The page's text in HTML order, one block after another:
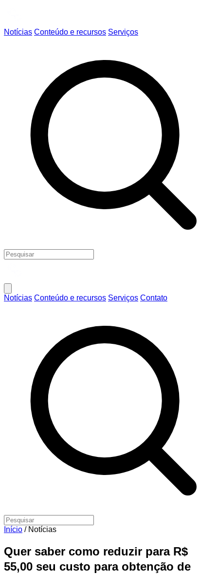
Notícias Conteúdo e recursos Serviços
Notícias Conteúdo e recursos Serviços Contato
Início / Notícias
Quer saber como reduzir para R$
55,00 seu custo para obtenção de